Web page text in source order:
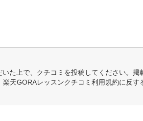
いた上で、クチコミを投稿してください。掲
天GORAレッスンクチコミ利用規約に反